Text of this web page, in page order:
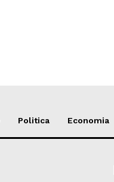
Politica Economia